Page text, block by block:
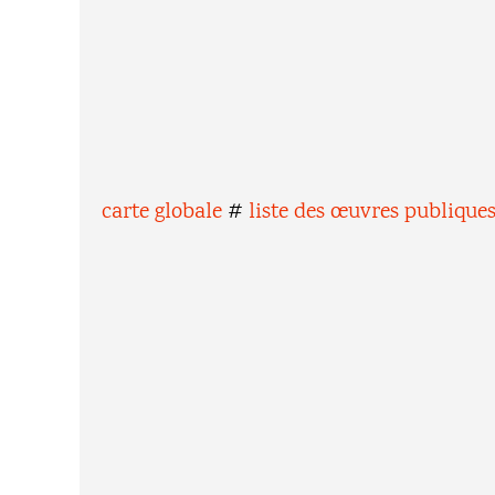
carte globale # liste des œuvres publiques